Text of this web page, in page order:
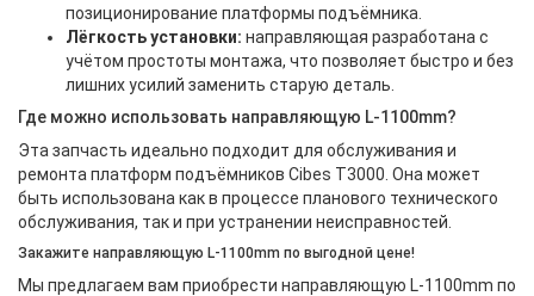
позиционирование платформы подъёмника.
Лёгкость установки: направляющая разработана с
учётом простоты монтажа, что позволяет быстро и без
лишних усилий заменить старую деталь.
Где можно использовать направляющую L-1100mm?
Эта запчасть идеально подходит для обслуживания и
ремонта платформ подъёмников Cibes T3000. Она может
быть использована как в процессе планового технического
обслуживания, так и при устранении неисправностей.
Закажите направляющую L-1100mm по выгодной цене!
Мы предлагаем вам приобрести направляющую L-1100mm по